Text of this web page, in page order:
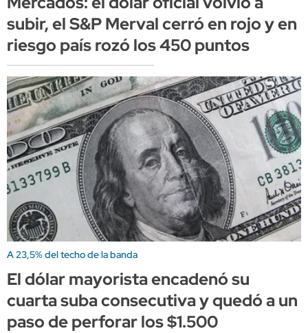
subir, el S&P Merval cerró en rojo y en
riesgo país rozó los 450 puntos
A 23,5% del techo de la banda
El dólar mayorista encadenó su
cuarta suba consecutiva y quedó a un
paso de perforar los $1.500